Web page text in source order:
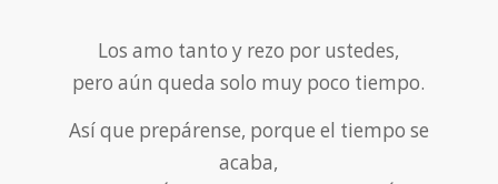
Los amo tanto y rezo por ustedes,
pero aún queda solo muy poco tiempo.
Así que prepárense, porque el tiempo se
acaba,